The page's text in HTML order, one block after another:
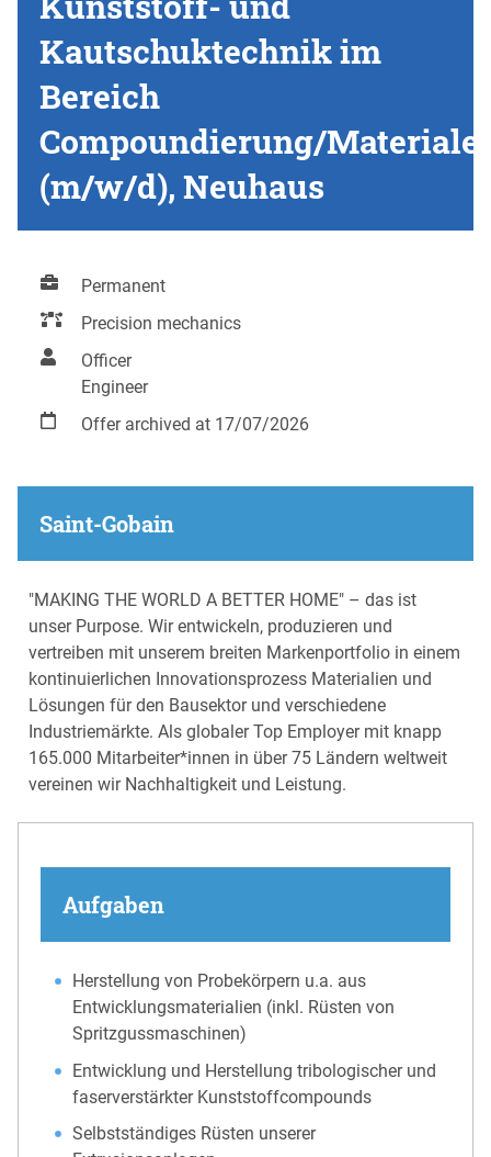
Kautschuktechnik im
Bereich
Compoundierung/
(m/w/d), Neuhaus
Permanent
Precision mechanics
Officer
Engineer
Offer archived at 17/07/2026
Saint-Gobain
"MAKING THE WORLD A BETTER HOME" – das ist
unser Purpose. Wir entwickeln, produzieren und
vertreiben mit unserem breiten Markenportfolio in einem
kontinuierlichen Innovationsprozess Materialien und
Lösungen für den Bausektor und verschiedene
Industriemärkte. Als globaler Top Employer mit knapp
165.000 Mitarbeiter*innen in über 75 Ländern weltweit
vereinen wir Nachhaltigkeit und Leistung.
Aufgaben
Herstellung von Probekörpern u.a. aus
Entwicklungsmaterialien (inkl. Rüsten von
Spritzgussmaschinen)
Entwicklung und Herstellung tribologischer und
faserverstärkter Kunststoffcompounds
Selbstständiges Rüsten unserer